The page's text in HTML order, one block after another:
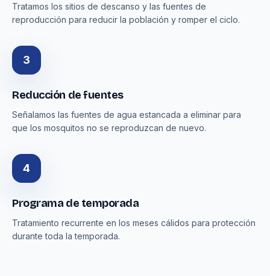
Tratamos los sitios de descanso y las fuentes de
reproducción para reducir la población y romper el ciclo.
3
Reducción de fuentes
Señalamos las fuentes de agua estancada a eliminar para
que los mosquitos no se reproduzcan de nuevo.
4
Programa de temporada
Tratamiento recurrente en los meses cálidos para protección
durante toda la temporada.